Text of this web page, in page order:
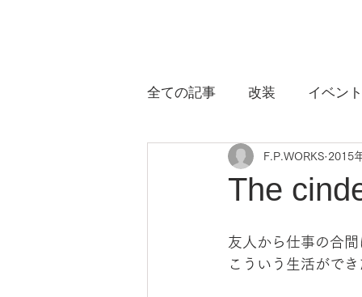
全ての記事 改装 イベント
The
F.P.WORKS 2015
友人から仕事の合
こういう生活ができ